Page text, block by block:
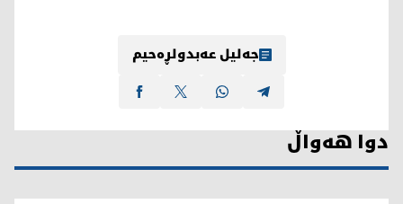
جەلیل عەبدولڕەحیم
دوا هەواڵ